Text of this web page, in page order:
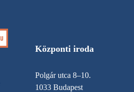
Központi iroda
Polgár utca 8–10.
1033 Budapest